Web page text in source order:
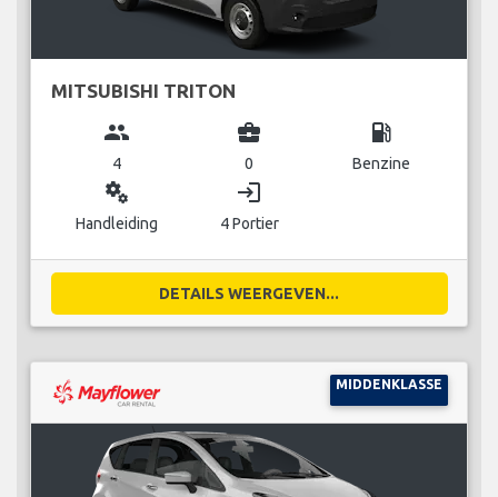
MITSUBISHI TRITON
group
4
business_center
0
local_gas_station
Benzine
miscellaneous_services
Handleiding
login
4 Portier
DETAILS WEERGEVEN...
MIDDENKLASSE